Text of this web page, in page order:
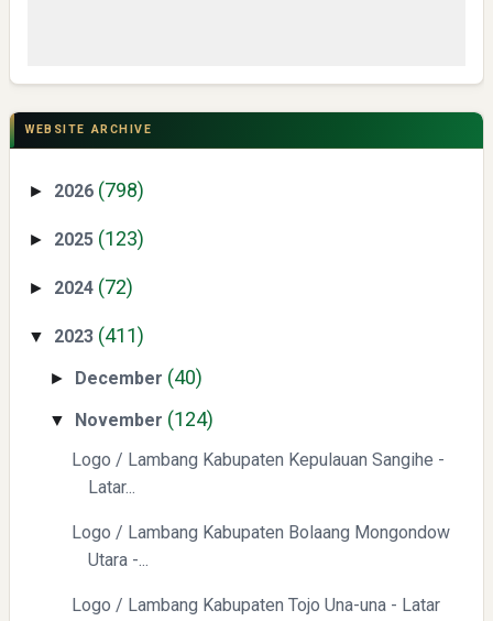
Hasil Panen
Non-Academic Prominence Versi EduRank 2026
Yaqut Cholil Qoumas: Kisah Inspiratif di Balik Kasus Hukum
WEBSITE ARCHIVE
► 2026 (798)
► 2025 (123)
► 2024 (72)
▼ 2023 (411)
► December (40)
▼ November (124)
Logo / Lambang Kabupaten Kepulauan Sangihe -
Latar...
Logo / Lambang Kabupaten Bolaang Mongondow
Utara -...
Logo / Lambang Kabupaten Tojo Una-una - Latar